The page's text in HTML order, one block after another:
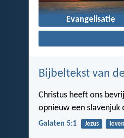
Evangelisatie
Bijbeltekst van
Christus heeft ons
opnieuw een slavenjuk
Galaten 5:1 Jezus leven